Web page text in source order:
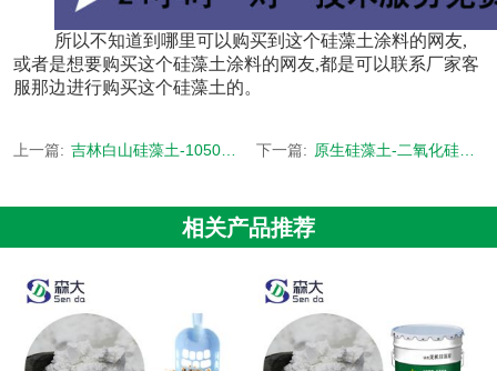
所以不知道到哪里可以购买到这个硅藻土涂料的网友,
或者是想要购买这个硅藻土涂料的网友,都是可以联系厂家客
服那边进行购买这个硅藻土的。
上一篇: 吉林白山硅藻土-1050度高温煅烧核心技术-[森大硅藻土] 下一篇: 原生硅藻土-二氧化硅含量高达95%-[森大硅藻土]
相关产品推荐